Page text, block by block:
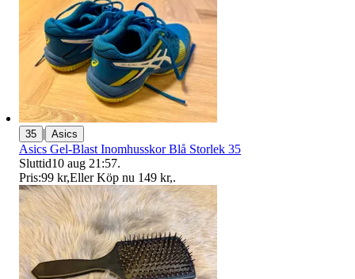
35 | Asics
Asics Gel-Blast Inomhusskor Blå Storlek 35
Sluttid10 aug 21:57.
Pris:99 kr,Eller Köp nu 149 kr,.